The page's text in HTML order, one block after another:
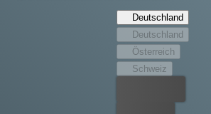
an. Konfrontiert mit der Macht der
Regierung und des israelischen
Asha, Vincent und Pierre alles
Deutschland
Deutschland
Österreich
Schweiz